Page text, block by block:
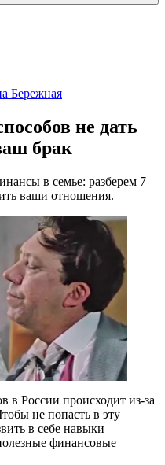
Бережная
не дать
брак
в семье: разберем 7
ваши отношения.
России происходит из-за
не попасть в эту
в себе навыки
финансовые